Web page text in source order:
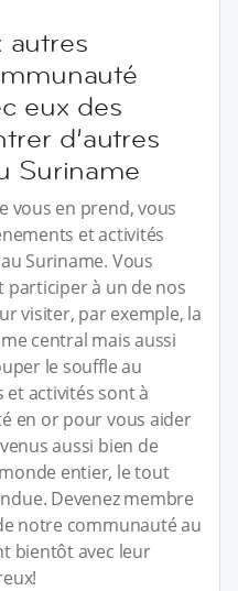
autres
eux des
d’autres
Suriname
vous en prend, vous
et activités
Suriname. Vous
participer à un de nos
visiter, par exemple, la
central mais aussi
le souffle au
et activités sont à
en or pour vous aider
aussi bien de
entier, le tout
Devenez membre
notre communauté au
bientôt avec leur